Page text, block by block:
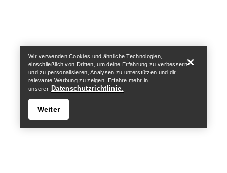
Wir verwenden Cookies und ähnliche Technologien,
einschließlich von Dritten, um deine Erfahrung zu verbessern
und zu personalisieren, Analysen zu unterstützen und dir
relevante Werbung zu zeigen. Erfahre mehr in
unserer Datenschutzrichtlinie.
Weiter